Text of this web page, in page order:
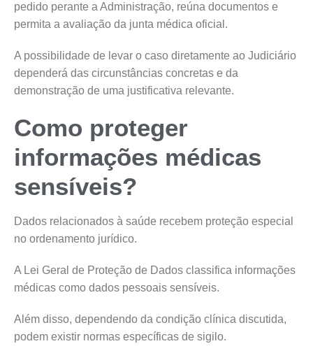
pedido perante a Administração, reúna documentos e
permita a avaliação da junta médica oficial.
A possibilidade de levar o caso diretamente ao Judiciário
dependerá das circunstâncias concretas e da
demonstração de uma justificativa relevante.
Como proteger
informações médicas
sensíveis?
Dados relacionados à saúde recebem proteção especial
no ordenamento jurídico.
A Lei Geral de Proteção de Dados classifica informações
médicas como dados pessoais sensíveis.
Além disso, dependendo da condição clínica discutida,
podem existir normas específicas de sigilo.